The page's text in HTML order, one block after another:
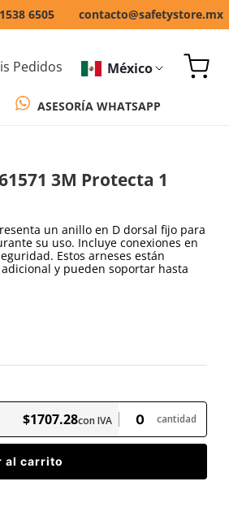
6505 contacto@safetystore.mx
Pedidos México
3M Protecta 1
un anillo en D dorsal fijo para
su uso. Incluye conexiones en
Estos arneses están
y pueden soportar hasta
$1707.28con IVA cantidad
al carrito